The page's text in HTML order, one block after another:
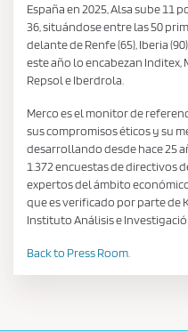
España en 2025, Alsa sube 11
36, situándose entre las 50
delante de Renfe (65), Iberia
este año lo encabezan Inditex,
Repsol e Iberdrola.
Merco es el monitor de
sus compromisos éticos y su
desarrollando desde hace 25
1.372 encuestas de directivos
expertos del ámbito
que es verificado por parte de
Instituto Análisis e
Back to Press Room.